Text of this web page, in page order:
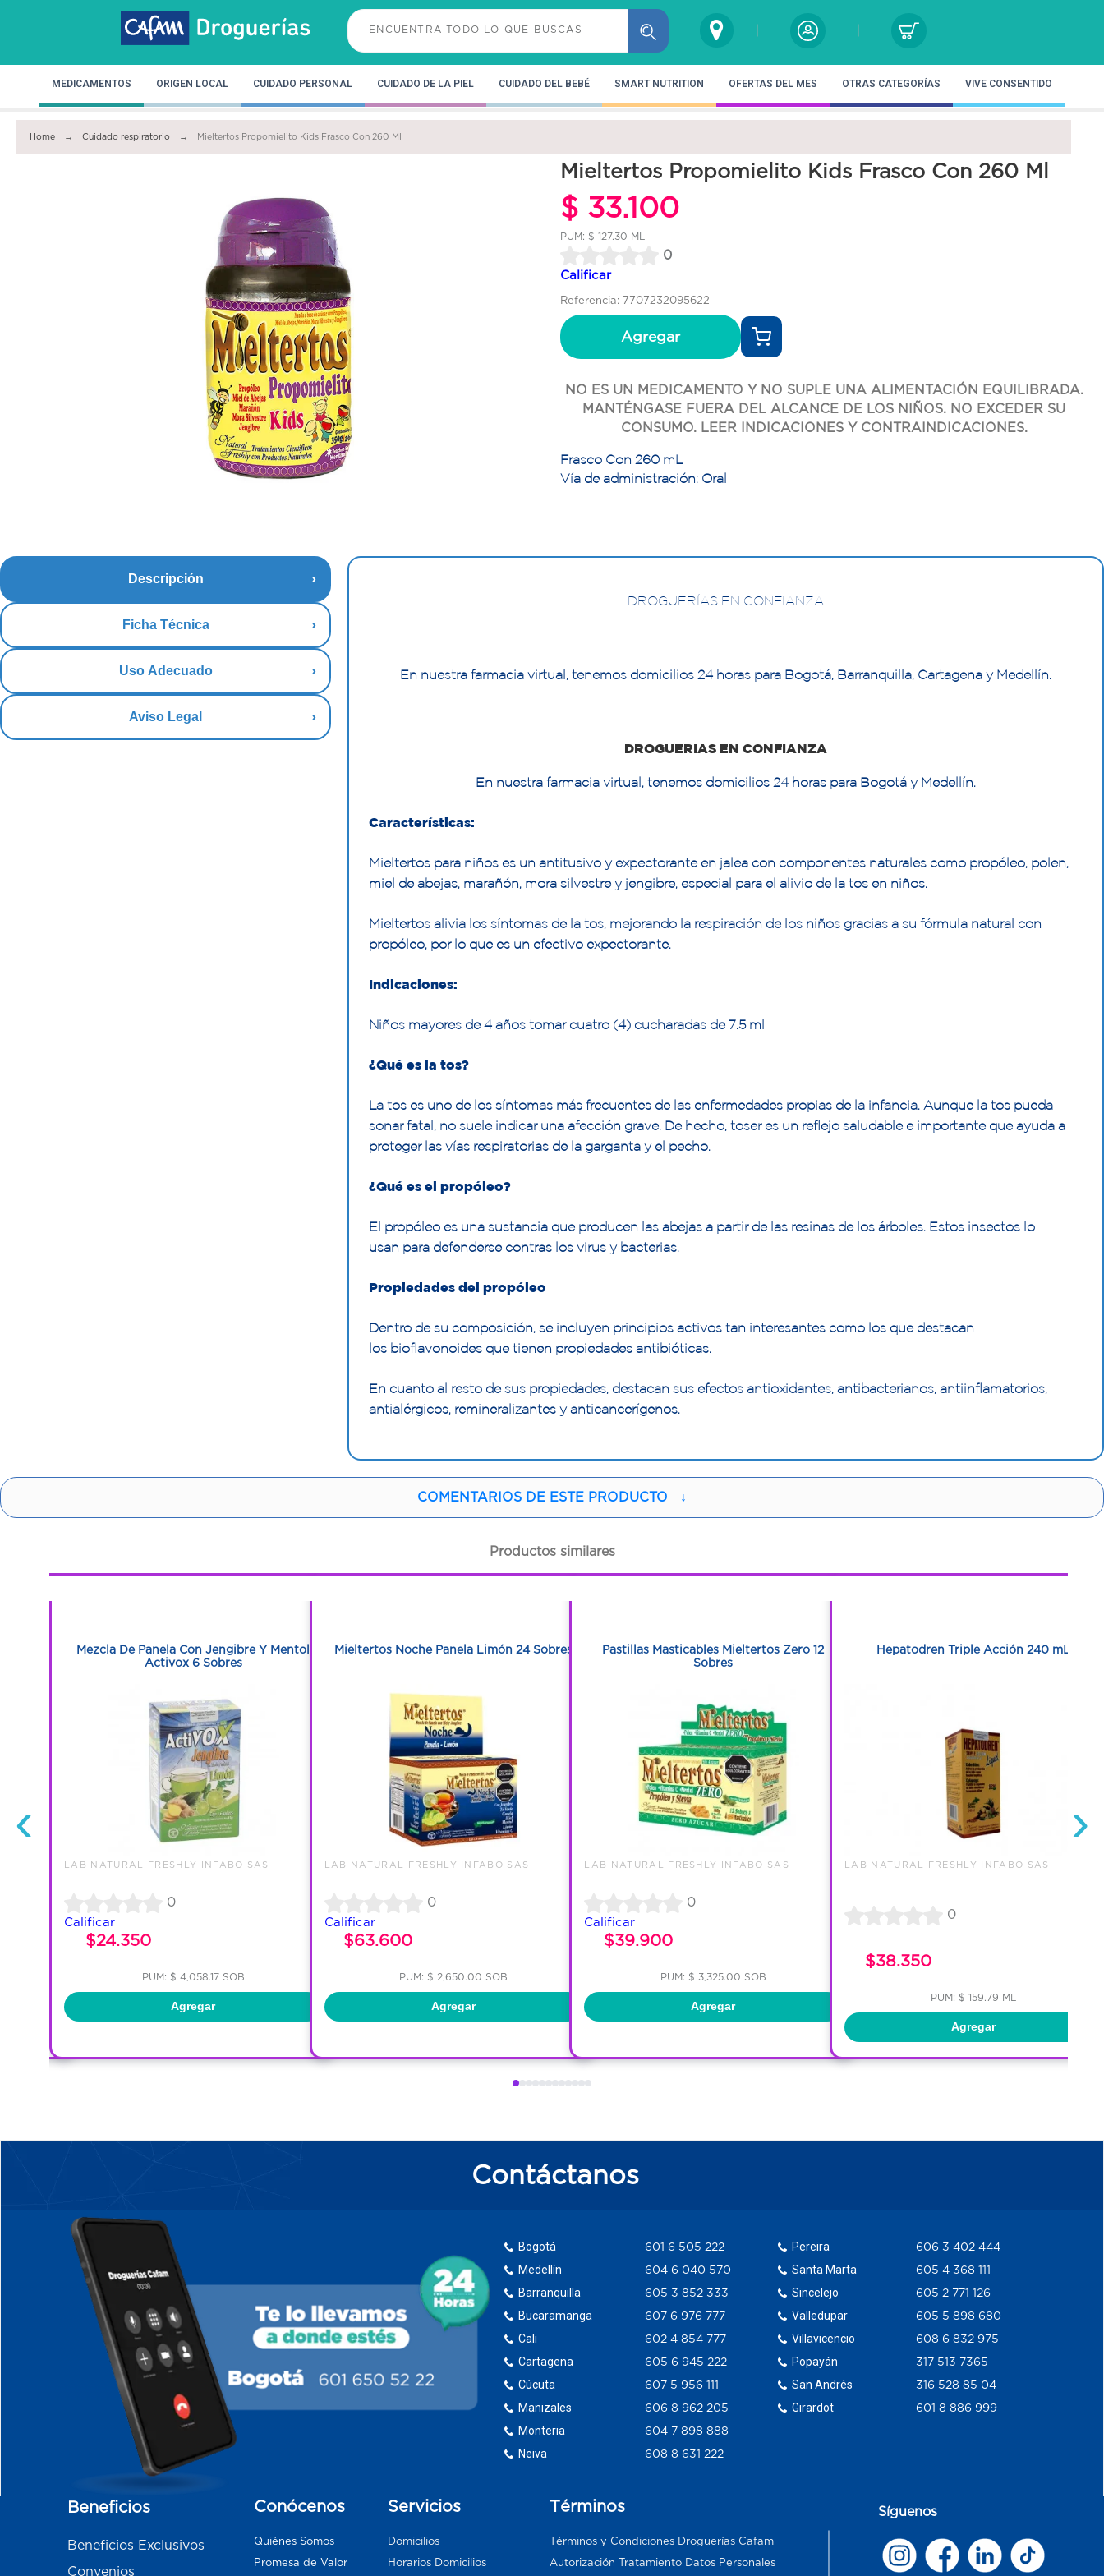
MEDICAMENTOS ORIGEN LOCAL CUIDADO PERSONAL CUIDADO DE LA PIEL CUIDADO DEL BEBÉ SMART NUTRITION OFERTAS DEL MES OTRAS CATEGORÍAS VIVE CONSENTIDO
Home Cuidado respiratorio Mieltertos Propomielito Kids Frasco Con 260 Ml
Mieltertos Propomielito Kids Frasco Con 260 Ml
$ 33.100
PUM: $ 127.30 ML
0
Calificar
Referencia: 7707232095622
Agregar
NO ES UN MEDICAMENTO Y NO SUPLE UNA ALIMENTACIÓN EQUILIBRADA.
MANTÉNGASE FUERA DEL ALCANCE DE LOS NIÑOS. NO EXCEDER SU
CONSUMO. LEER INDICACIONES Y CONTRAINDICACIONES.
Frasco Con 260 mL
Vía de administración: Oral
Descripción
Ficha Técnica
Uso Adecuado
Aviso Legal
DROGUERÍAS EN CONFIANZA
En nuestra farmacia virtual, tenemos domicilios 24 horas para Bogotá, Barranquilla, Cartagena y Medellín.
DROGUERIAS EN CONFIANZA
En nuestra farmacia virtual, tenemos domicilios 24 horas para Bogotá y Medellín.
Características:
Mieltertos para niños es un antitusivo y expectorante en jalea con componentes naturales como propóleo, polen,
miel de abejas, marañón, mora silvestre y jengibre, especial para el alivio de la tos en niños.
Mieltertos alivia los síntomas de la tos, mejorando la respiración de los niños gracias a su fórmula natural con
propóleo, por lo que es un efectivo expectorante.
Indicaciones:
Niños mayores de 4 años tomar cuatro (4) cucharadas de 7.5 ml
¿Qué es la tos?
La tos es uno de los síntomas más frecuentes de las enfermedades propias de la infancia. Aunque la tos pueda
sonar fatal, no suele indicar una afección grave. De hecho, toser es un reflejo saludable e importante que ayuda a
proteger las vías respiratorias de la garganta y el pecho.
¿Qué es el propóleo?
El propóleo es una sustancia que producen las abejas a partir de las resinas de los árboles. Estos insectos lo
usan para defenderse contras los virus y bacterias.
Propiedades del propóleo
Dentro de su composición, se incluyen principios activos tan interesantes como los que destacan
los bioflavonoides que tienen propiedades antibióticas.
En cuanto al resto de sus propiedades, destacan sus efectos antioxidantes, antibacterianos, antiinflamatorios,
antialérgicos, remineralizantes y anticancerígenos.
COMENTARIOS DE ESTE PRODUCTO ↓
Productos similares
‹
Mezcla De Panela Con Jengibre Y Mentol
Activox 6 Sobres
LAB NATURAL FRESHLY INFABO SAS
0
Calificar
$24.350
PUM: $ 4,058.17 SOB
Agregar
Mieltertos Noche Panela Limón 24 Sobres
LAB NATURAL FRESHLY INFABO SAS
0
Calificar
$63.600
PUM: $ 2,650.00 SOB
Agregar
Pastillas Masticables Mieltertos Zero 12
Sobres
LAB NATURAL FRESHLY INFABO SAS
0
Calificar
$39.900
PUM: $ 3,325.00 SOB
Agregar
Hepatodren Triple Acción 240 mL
LAB NATURAL FRESHLY INFABO SAS
0
$38.350
PUM: $ 159.79 ML
Agregar
›
Contáctanos
Bogotá
Medellín
Barranquilla
Bucaramanga
Cali
Cartagena
Cúcuta
Manizales
Monteria
Neiva
601 6 505 222
604 6 040 570
605 3 852 333
607 6 976 777
602 4 854 777
605 6 945 222
607 5 956 111
606 8 962 205
604 7 898 888
608 8 631 222
Pereira
Santa Marta
Sincelejo
Valledupar
Villavicencio
Popayán
San Andrés
Girardot
606 3 402 444
605 4 368 111
605 2 771 126
605 5 898 680
608 6 832 975
317 513 7365
316 528 85 04
601 8 886 999
Beneficios
Beneficios Exclusivos
Convenios
Conócenos
Quiénes Somos
Promesa de Valor
Servicios
Domicilios
Horarios Domicilios
Términos
Términos y Condiciones Droguerías Cafam
Autorización Tratamiento Datos Personales
Síguenos